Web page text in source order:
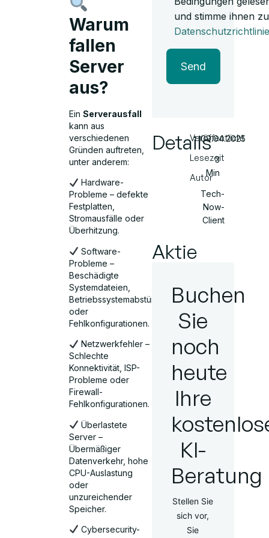
Warum
fallen
Server
aus?
EinServerausfall
kann aus
verschiedenen
Gründen auftreten,
unter anderem:
Hardware-
Probleme – defekte
Festplatten,
Stromausfälle oder
Überhitzung.
Software-
Probleme –
Beschädigte
Systemdateien,
Betriebssystemabstürze
oder
Fehlkonfigurationen.
Netzwerkfehler –
Schlechte
Konnektivität, ISP-
Probleme oder
Firewall-
Fehlkonfigurationen.
Überlastete
Server –
Übermäßiger
Datenverkehr, hohe
CPU-Auslastung
oder
unzureichender
Speicher.
Cybersecurity-
und stimme ihnen
Datenschutzrichtlinie
Send
DetailsVeröffentlicht
Lesezeit
Autor
09.04.2025
3
Min
Tech-
Now-
Client
Aktie
Buchen
Sie
noch
heute
Ihre
KI-
Beratung
Stellen Sie
sich vor,
Sie